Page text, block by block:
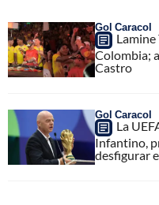
Gol Caracol
Colombia;
Castro
Gol Caracol
La
Infantino,
desfigurar